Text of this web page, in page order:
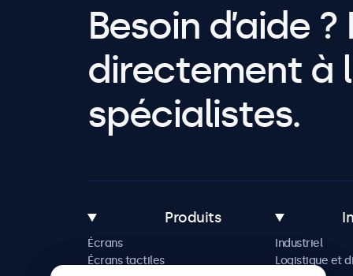
Besoin d’aide
directement à
spécialistes.
Produits
Écrans
Écrans tactiles
Industriel
Logistique et